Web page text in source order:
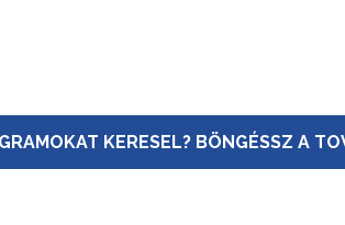
KERESEL? BÖNGÉSSZ A